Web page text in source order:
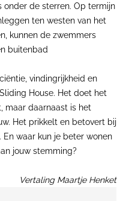
de sterren. Op termijn
ten westen van het
kunnen de zwemmers
buitenbad
vindingrijkheid en
House. Het doet het
maar daarnaast is het
Het prikkelt en betovert bij
waar kun je beter wonen
jouw stemming?
Vertaling Maartje Henket